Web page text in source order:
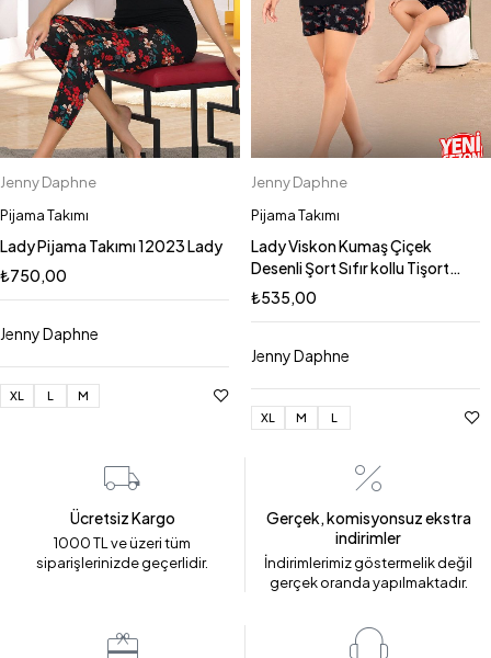
Jenny Daphne
Pijama Takımı
Lady Pijama Takımı 12023 Lady
₺750,00
Jenny Daphne
XL L M
Jenny Daphne
Pijama Takımı
Lady Viskon Kumaş Çiçek
Desenli Şort Sıfır kollu Tişort
Yeni Sezon Şortlu Pijama Takımı
₺535,00
Jenny Daphne
XL M L
Ücretsiz Kargo
1000 TL ve üzeri tüm
siparişlerinizde geçerlidir.
Gerçek, komisyonsuz ekstra
indirimler
İndirimlerimiz göstermelik değil
gerçek oranda yapılmaktadır.